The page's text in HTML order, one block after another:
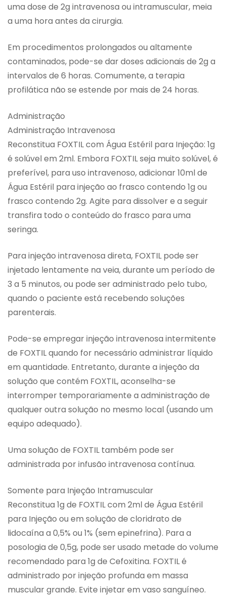
uma dose de 2g intravenosa ou intramuscular, meia
a uma hora antes da cirurgia.
Em procedimentos prolongados ou altamente
contaminados, pode-se dar doses adicionais de 2g a
intervalos de 6 horas. Comumente, a terapia
profilática não se estende por mais de 24 horas.
Administração
Administração Intravenosa
Reconstitua FOXTIL com Água Estéril para Injeção: 1g
é solúvel em 2ml. Embora FOXTIL seja muito solúvel, é
preferível, para uso intravenoso, adicionar 10ml de
Água Estéril para injeção ao frasco contendo 1g ou
frasco contendo 2g. Agite para dissolver e a seguir
transfira todo o conteúdo do frasco para uma
seringa.
Para injeção intravenosa direta, FOXTIL pode ser
injetado lentamente na veia, durante um período de
3 a 5 minutos, ou pode ser administrado pelo tubo,
quando o paciente está recebendo soluções
parenterais.
Pode-se empregar injeção intravenosa intermitente
de FOXTIL quando for necessário administrar líquido
em quantidade. Entretanto, durante a injeção da
solução que contém FOXTIL, aconselha-se
interromper temporariamente a administração de
qualquer outra solução no mesmo local (usando um
equipo adequado).
Uma solução de FOXTIL também pode ser
administrada por infusão intravenosa contínua.
Somente para Injeção Intramuscular
Reconstitua 1g de FOXTIL com 2ml de Água Estéril
para Injeção ou em solução de cloridrato de
lidocaína a 0,5% ou 1% (sem epinefrina). Para a
posologia de 0,5g, pode ser usado metade do volume
recomendado para 1g de Cefoxitina. FOXTIL é
administrado por injeção profunda em massa
muscular grande. Evite injetar em vaso sanguíneo.